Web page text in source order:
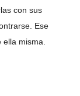
con sus
Ese
misma.